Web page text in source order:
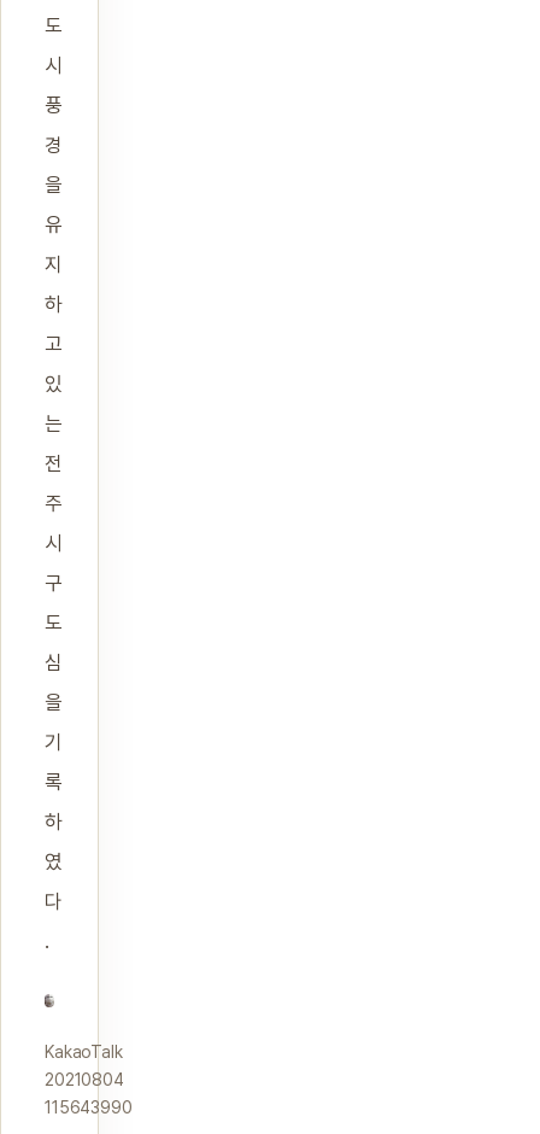
도
시
풍
경
을
유
지
하
고
있
는
전
주
시
구
도
심
을
기
록
하
였
다
.
KakaoTalk
20210804
115643990